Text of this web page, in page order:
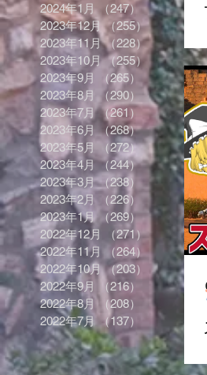
2024年1月
（247） 247件の記事
2023年12月 （255）255件の記事
2023年11月 （228）228件の記事
2023年10月 （255）
255件の記
2023年9月
（265）
265件の記事
2023年8月
（290）
290件の記事
2023年7月 （261）
261件の記事
2023年6月 （268）268件の記事
2023年5月
（272）272件の記事
2023年4月 （244）244件の記事
2023年3月 （238）
238件の記事
2023年2月
（226）
226件の記事
2023年1月
（269）269件の記事
2022年12月
（271）271件の記
2022年11月
（264）264件の記
2022年10月 （203）
203件の記事
2022年9月
（216）
216件の記事
2022年8月
（208）
208件の記事
2022年7月
（137） 137件の記事